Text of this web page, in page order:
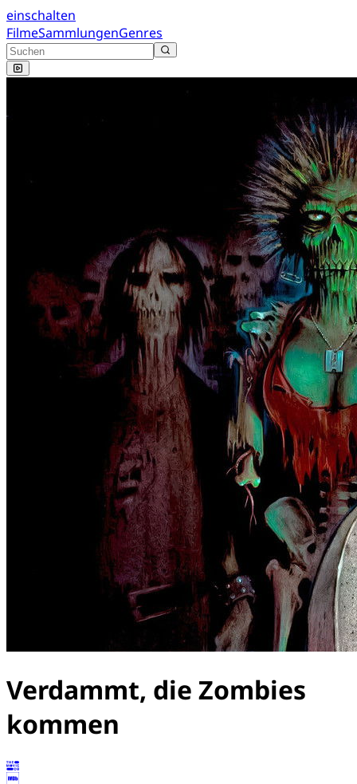
einschalten
FilmeSammlungenGenres
Verdammt, die Zombies
kommen